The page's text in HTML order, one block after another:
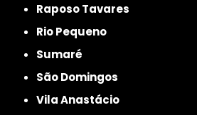
Raposo Tavares
Rio Pequeno
Sumaré
São Domingos
Vila Anastácio